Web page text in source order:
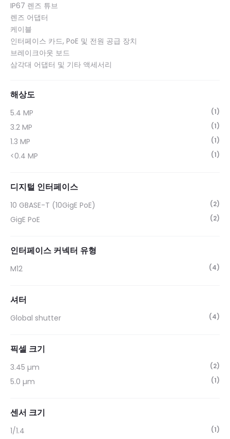
IP67 렌즈 튜브
렌즈 어댑터
케이블
인터페이스 카드, PoE 및 전원 공급 장치
브레이크아웃 보드
삼각대 어댑터 및 기타 액세서리
해상도
5.4 MP (1)
3.2 MP (1)
1.3 MP (1)
<0.4 MP (1)
디지털 인터페이스
10 GBASE-T (10GigE PoE) (2)
GigE PoE (2)
인터페이스 커넥터 유형
M12 (4)
셔터
Global shutter (4)
픽셀 크기
3.45 µm (2)
5.0 µm (1)
센서 크기
1/1.4 (1)